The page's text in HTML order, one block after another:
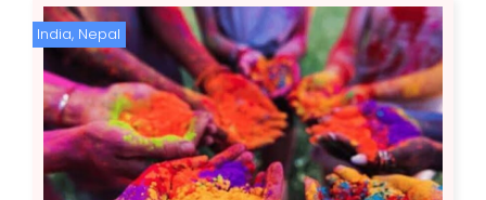
India, Nepal